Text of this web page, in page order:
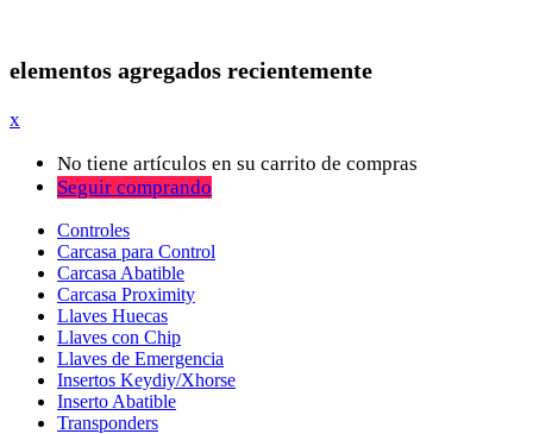
elementos agregados recientemente
x
No tiene artículos en su carrito de compras
Seguir comprando
Controles
Carcasa para Control
Carcasa Abatible
Carcasa Proximity
Llaves Huecas
Llaves con Chip
Llaves de Emergencia
Insertos Keydiy/Xhorse
Inserto Abatible
Transponders